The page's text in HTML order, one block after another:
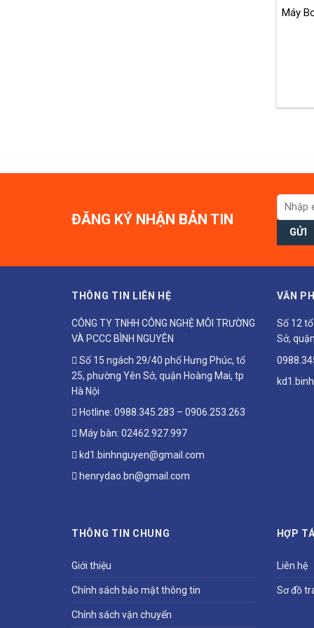
Máy
ĐĂNG KÝ NHẬN BẢN TIN
THÔNG TIN LIÊN HỆ
CÔNG TY TNHH CÔNG NGHỆ MÔI TRƯỜNG
VÀ PCCC BÌNH NGUYÊN
Số 15 ngách 29/40 phố Hưng Phúc, tổ
25, phường Yên Sở, quận Hoàng Mai, tp
Hà Nội
Hotline: 0988.345.283 – 0906.253.263
Máy bàn: 02462.927.997
kd1.binhnguyen@gmail.com
henrydao.bn@gmail.com
VĂN
Số 12
Sở,
THÔNG TIN CHUNG
Giới thiệu
Chính sách bảo mật thông tin
Chính sách vận chuyển
HỢP
Liên hệ
Sơ đồ